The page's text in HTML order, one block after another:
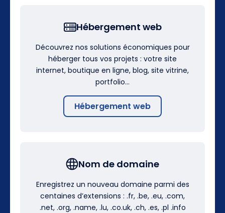
Hébergement web
Découvrez nos solutions économiques pour
héberger tous vos projets : votre site
internet, boutique en ligne, blog, site vitrine,
portfolio…
Hébergement web
Nom de domaine
Enregistrez un nouveau domaine parmi des
centaines d’extensions : .fr, .be, .eu, .com,
.net, .org, .name, .lu, .co.uk, .ch, .es, .pl .info